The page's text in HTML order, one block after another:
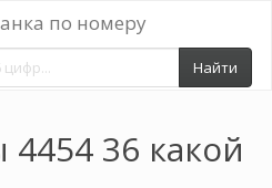
по номеру
Найти
36 какой